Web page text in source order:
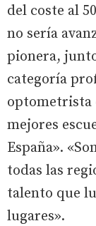
del coste al
no sería
pionera,
categoría
optometrista
mejores
España».
todas las
talento que
lugares».